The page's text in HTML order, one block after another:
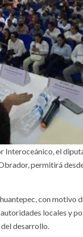
el
permitirá
con
locales y
desarrollo.